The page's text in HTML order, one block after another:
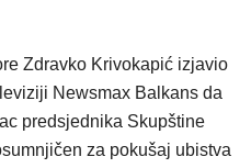
Zdravko Krivokapić izjavio
Newsmax Balkans da
predsjednika Skupštine
za pokušaj ubistva